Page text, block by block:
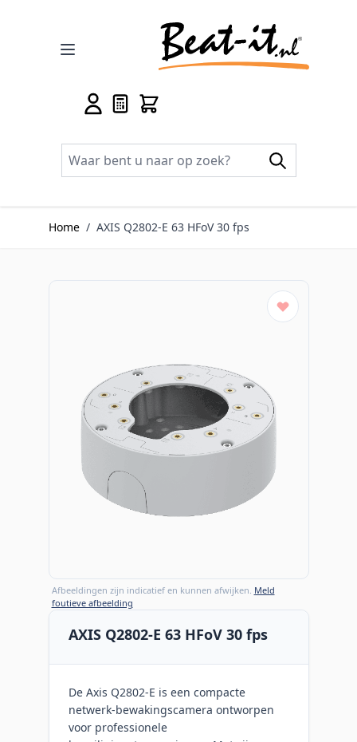
Home / AXIS Q2802-E 63 HFoV 30 fps
Afbeeldingen zijn indicatief en kunnen afwijken. Meld
foutieve afbeelding
AXIS Q2802-E 63 HFoV 30 fps
De Axis Q2802-E is een compacte
netwerk-bewakingscamera ontworpen
voor professionele